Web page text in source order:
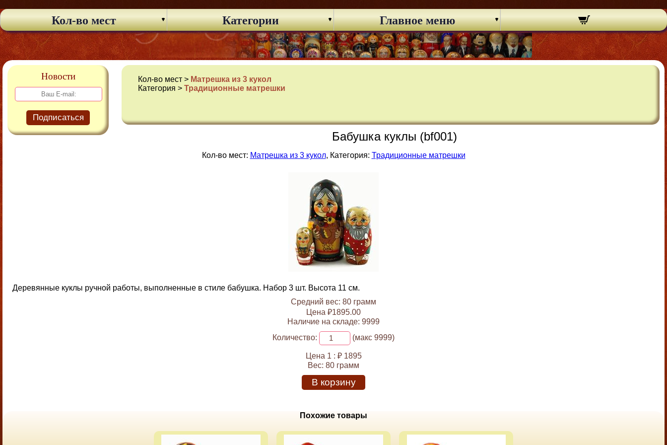
Кол-во мест Категории Главное меню
Новости
Подписаться
Кол-во мест > Матрешка из 3 кукол
Категория >Традиционные матрешки
Бабушка куклы (bf001)
Кол-во мест: Матрешка из 3 кукол, Категория: Традиционные матрешки
Деревянные куклы ручной работы, выполненные в стиле бабушка. Набор 3 шт. Высота 11 см.
Средний вес: 80 грамм
Цена ₽1895.00
Наличие на складе: 9999
Количество:
(макс 9999)
Цена 1 : ₽ 1895
Вес: 80 грамм
В корзину
Похожие товары